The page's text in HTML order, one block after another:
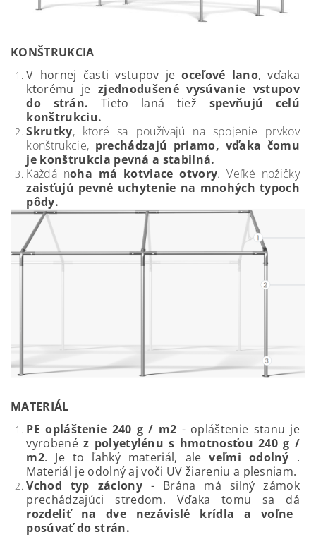
KONŠTRUKCIA
V hornej časti vstupov jeoceľové lano, vďaka
ktorému jezjednodušené vysúvanie vstupov
do strán. Tieto laná tiež spevňujú celú
konštrukciu.
Skrutky, ktoré sa používajú na spojenie prvkov
konštrukcie, prechádzajú priamo, vďaka čomu
je konštrukcia pevná a stabilná.
Každá noha má kotviace otvory. Veľké nožičky
zaisťujú pevné uchytenie na mnohých typoch
pôdy.
MATERIÁL
PE opláštenie 240 g / m2 - opláštenie stanu je
vyrobenéz polyetylénu s hmotnosťou 240 g /
m2. Je to ľahký materiál, aleveľmi odolný .
Materiál je odolný aj voči UV žiareniu a plesniam.
Vchod typ záclony- Brána má silný zámok
prechádzajúci stredom. Vďaka tomu sa dá
rozdeliť na dve nezávislé krídla a voľne
posúvať do strán.